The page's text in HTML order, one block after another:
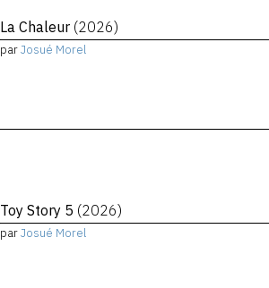
La Chaleur (2026)
parJosué Morel
Toy Story 5 (2026)
parJosué Morel